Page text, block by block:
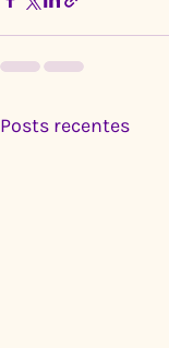
Posts recentes